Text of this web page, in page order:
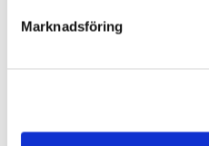
Marknadsföring